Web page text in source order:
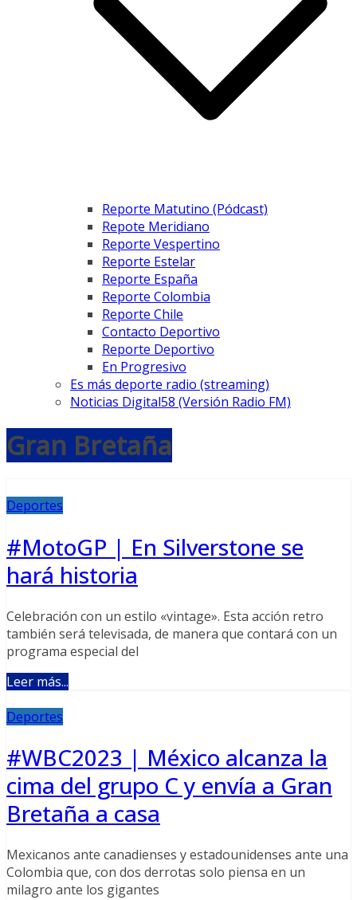
Reporte Matutino (Pódcast)
Repote Meridiano
Reporte Vespertino
Reporte Estelar
Reporte España
Reporte Colombia
Reporte Chile
Contacto Deportivo
Reporte Deportivo
En Progresivo
Es más deporte radio (streaming)
Noticias Digital58 (Versión Radio FM)
Gran Bretaña
Deportes
#MotoGP | En Silverstone se
hará historia
Celebración con un estilo «vintage». Esta acción retro
también será televisada, de manera que contará con un
programa especial del
Leer más...
Deportes
#WBC2023 | México alcanza la
cima del grupo C y envía a Gran
Bretaña a casa
Mexicanos ante canadienses y estadounidenses ante una
Colombia que, con dos derrotas solo piensa en un
milagro ante los gigantes